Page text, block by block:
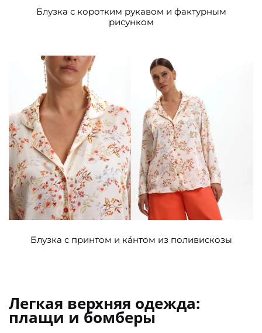
Блузка с коротким рукавом и фактурным
рисунком
Блузка с принтом и ка́нтом из поливискозы
Легкая верхняя одежда:
плащи и бомберы